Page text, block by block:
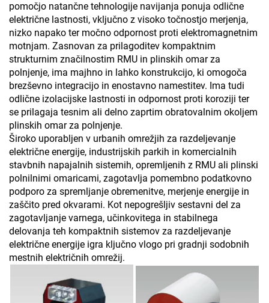
pomočjo natančne tehnologije navijanja ponuja odlične
električne lastnosti, vključno z visoko točnostjo merjenja,
nizko napako ter močno odpornost proti elektromagnetnim
motnjam. Zasnovan za prilagoditev kompaktnim
strukturnim značilnostim RMU in plinskih omar za
polnjenje, ima majhno in lahko konstrukcijo, ki omogoča
brezševno integracijo in enostavno namestitev. Ima tudi
odlične izolacijske lastnosti in odpornost proti koroziji ter
se prilagaja tesnim ali delno zaprtim obratovalnim okoljem
plinskih omar za polnjenje.
Široko uporabljen v urbanih omrežjih za razdeljevanje
električne energije, industrijskih parkih in komercialnih
stavbnih napajalnih sistemih, opremljenih z RMU ali plinski
polnilnimi omaricami, zagotavlja pomembno podatkovno
podporo za spremljanje obremenitve, merjenje energije in
zaščito pred okvarami. Kot nepogrešljiv sestavni del za
zagotavljanje varnega, učinkovitega in stabilnega
delovanja teh kompaktnih sistemov za razdeljevanje
električne energije igra ključno vlogo pri gradnji sodobnih
mestnih električnih omrežij.